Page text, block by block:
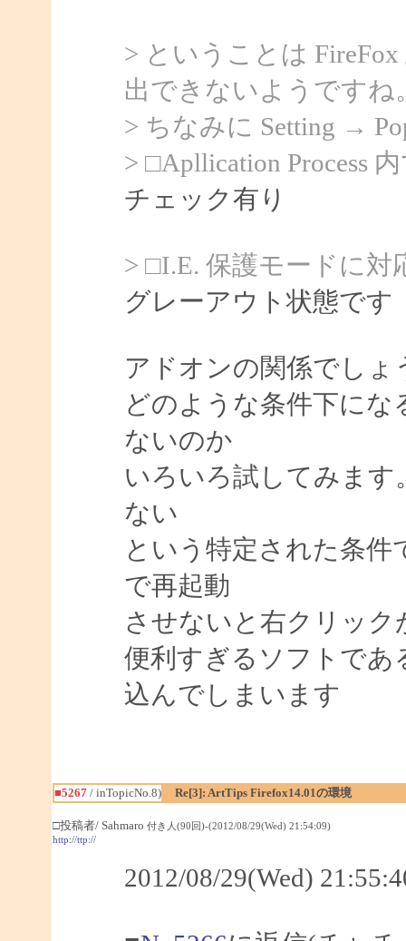
> ということは
出できないようですね
> ちなみに Setting →
> □Apllication Process
チェック有り
> □I.E. 保護モードに対
グレーアウト状態です
アドオンの関係でしょ
どのような条件下に
ないのか
いろいろ試してみま
ない
という特定された条
で再起動
させないと右クリッ
便利すぎるソフトであ
込んでしまいます
■5267/ inTopicNo.8) Re[3]: ArtTips Firefox14.01の環境
□投稿者/ Sahmaro 付き人(90回)-(2012/08/29(Wed) 21:54:09)
http://ttp://
2012/08/29(Wed)